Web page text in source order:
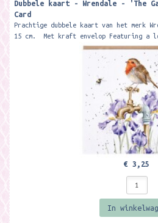
Dubbele kaart - Wrendale - 'The
Card
Prachtige dubbele kaart van het merk
15 cm. Met kraft envelop Featuring
€ 3,25
In